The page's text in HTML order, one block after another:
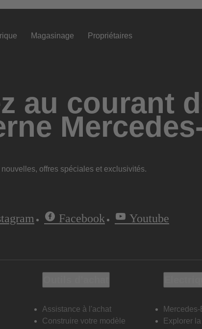
Magasinage Propriétaires
au courant
offres spéciales et exclusivités.
Facebook Youtube
Assistance à l'achat
Construire votre modèle
Explorer